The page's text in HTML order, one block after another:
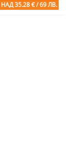
НАД 35.28 € / 69 ЛВ.